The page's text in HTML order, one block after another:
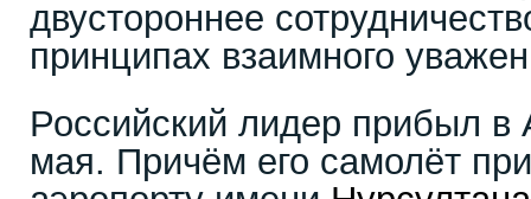
двустороннее
принципах взаимного
Российский лидер прибыл в
мая. Причём его самолёт